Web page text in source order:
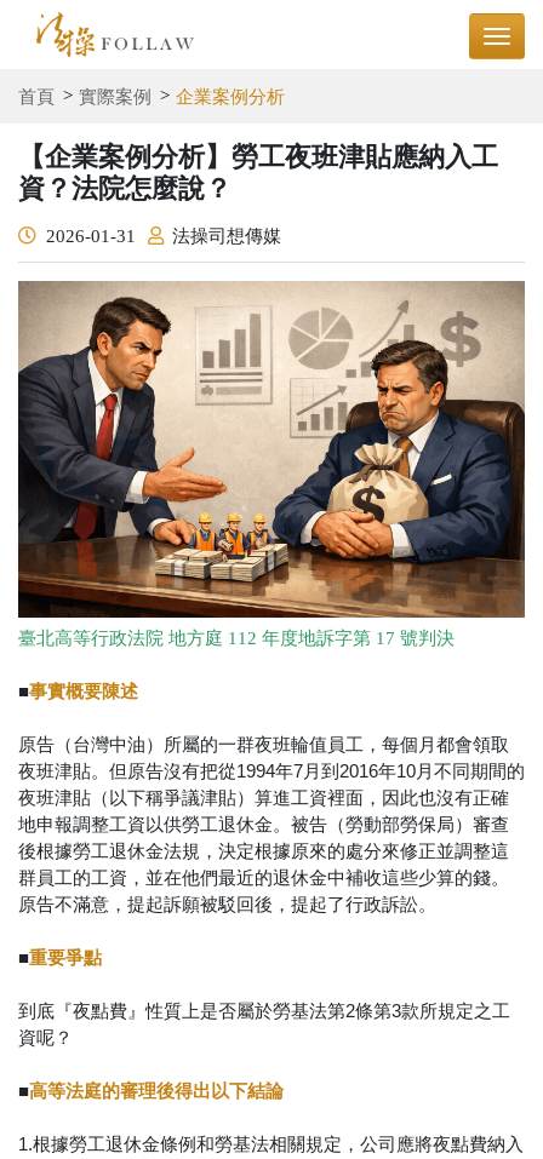
首頁 實際案例 企業案例分析
【企業案例分析】勞⼯夜班津貼應納⼊⼯
資？法院怎麼說？
2026-01-31 法操司想傳媒
臺北高等行政法院 地方庭 112 年度地訴字第 17 號判決
■事實概要陳述
原告（台灣中油）所屬的⼀群夜班輪值員⼯，每個⽉都會領取
夜班津貼。但原告沒有把從1994年7⽉到2016年10⽉不同期間的
夜班津貼（以下稱爭議津貼）算進⼯資裡⾯，因此也沒有正確
地申報調整⼯資以供勞⼯退休⾦。被告（勞動部勞保局）審查
後根據勞⼯退休⾦法規，決定根據原來的處分來修正並調整這
群員⼯的⼯資，並在他們最近的退休⾦中補收這些少算的錢。
原告不滿意，提起訴願被駁回後，提起了⾏政訴訟。
■重要爭點
到底『夜點費』性質上是否屬於勞基法第2條第3款所規定之⼯
資呢？
■⾼等法庭的審理後得出以下結論
1.根據勞⼯退休⾦條例和勞基法相關規定，公司應將夜點費納⼊